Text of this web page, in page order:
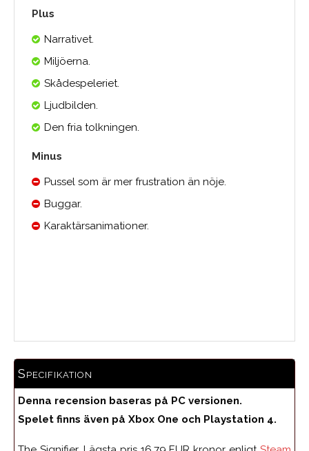
Plus
Narrativet.
Miljöerna.
Skådespeleriet.
Ljudbilden.
Den fria tolkningen.
Minus
Pussel som är mer frustration än nöje.
Buggar.
Karaktärsanimationer.
Specifikation
Denna recension baseras på PC versionen.
Spelet finns även på Xbox One och Playstation 4.